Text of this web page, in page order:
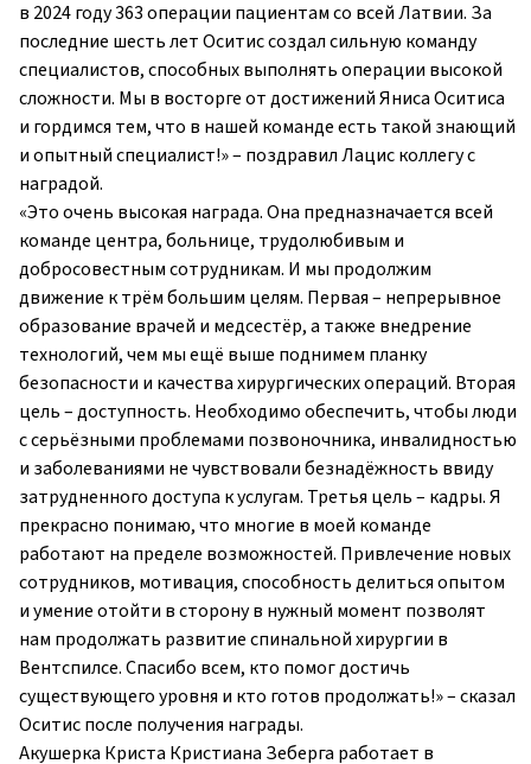
в 2024 году 363 операции пациентам со всей Латвии. За
последние шесть лет Оситис создал сильную команду
специалистов, способных выполнять операции высокой
сложности. Мы в восторге от достижений Яниса Оситиса
и гордимся тем, что в нашей команде есть такой знающий
и опытный специалист!» – поздравил Лацис коллегу с
наградой.
«Это очень высокая награда. Она предназначается всей
команде центра, больнице, трудолюбивым и
добросовестным сотрудникам. И мы продолжим
движение к трём большим целям. Первая – непрерывное
образование врачей и медсестёр, а также внедрение
технологий, чем мы ещё выше поднимем планку
безопасности и качества хирургических операций. Вторая
цель – доступность. Необходимо обеспечить, чтобы люди
с серьёзными проблемами позвоночника, инвалидностью
и заболеваниями не чувствовали безнадёжность ввиду
затрудненного доступа к услугам. Третья цель – кадры. Я
прекрасно понимаю, что многие в моей команде
работают на пределе возможностей. Привлечение новых
сотрудников, мотивация, способность делиться опытом
и умение отойти в сторону в нужный момент позволят
нам продолжать развитие спинальной хирургии в
Вентспилсе. Спасибо всем, кто помог достичь
существующего уровня и кто готов продолжать!» – сказал
Оситис после получения награды.
Акушерка Криста Кристиана Зеберга работает в